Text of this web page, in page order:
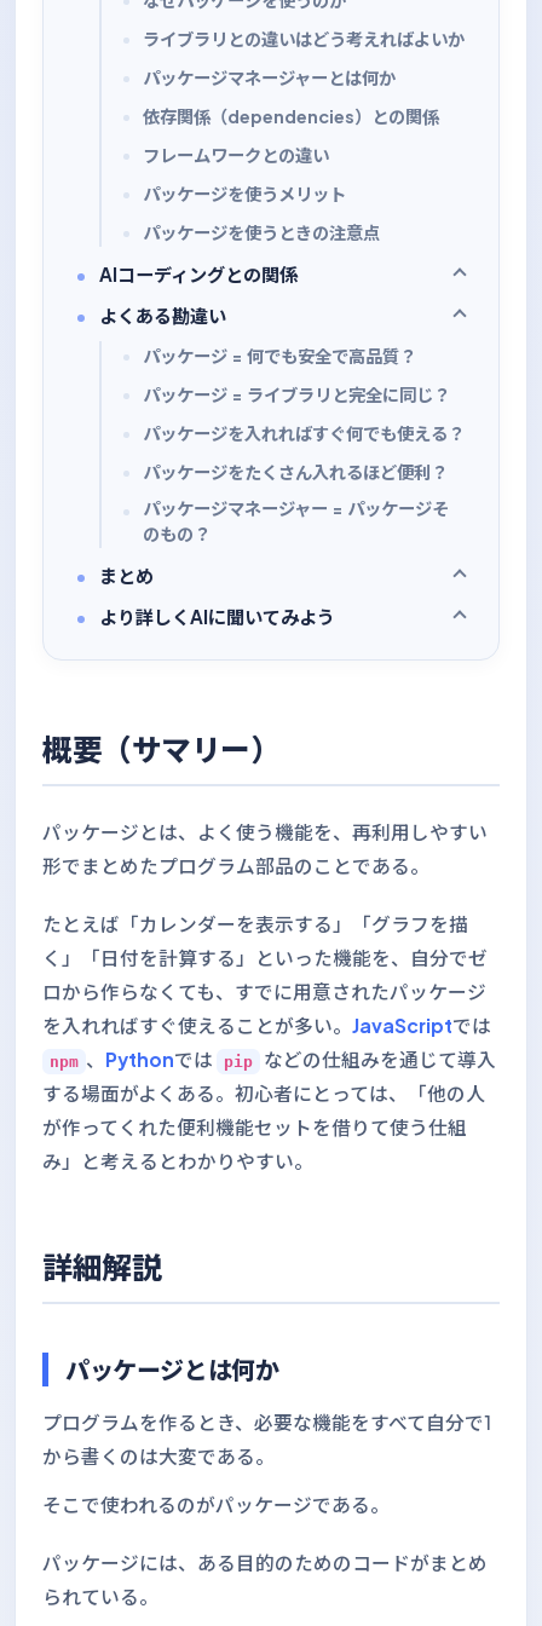
ライブラリとの違いはどう考えればよいか
パッケージマネージャーとは何か
依存関係（dependencies）との関係
フレームワークとの違い
パッケージを使うメリット
パッケージを使うときの注意点
AIコーディングとの関係
よくある勘違い
パッケージ = 何でも安全で高品質？
パッケージ = ライブラリと完全に同じ？
パッケージを入れればすぐ何でも使える？
パッケージをたくさん入れるほど便利？
パッケージマネージャー = パッケージそ
のもの？
まとめ
より詳しくAIに聞いてみよう
概要（サマリー）
パッケージとは、よく使う機能を、再利用しやすい
形でまとめたプログラム部品のことである。
たとえば「カレンダーを表示する」「グラフを描
く」「日付を計算する」といった機能を、自分でゼ
ロから作らなくても、すでに用意されたパッケージ
を入れればすぐ使えることが多い。 JavaScriptでは
npm 、 Pythonでは pip
などの仕組みを通じて導入
する場面がよくある。初心者にとっては、「他の人
が作ってくれた便利機能セットを借りて使う仕組
み」と考えるとわかりやすい。
詳細解説
パッケージとは何か
プログラムを作るとき、必要な機能をすべて自分で1
から書くのは大変である。
そこで使われるのがパッケージである。
パッケージには、ある目的のためのコードがまとめ
られている。